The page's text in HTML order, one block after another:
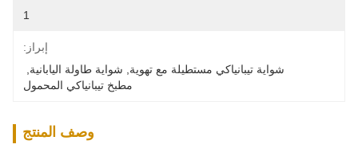
1
إبراز:
شواية تيبانياكي مستطيلة مع تهوية
شواية طاولة اليابانية
مطبخ تيبانياكي المحمول
وصف المنتج